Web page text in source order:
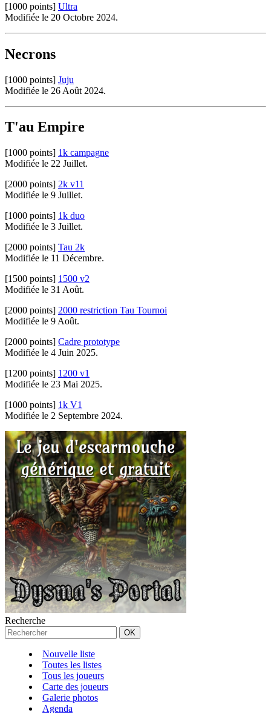
[1000 points] Ultra
Modifiée le 20 Octobre 2024.
Necrons
[1000 points] Juju
Modifiée le 26 Août 2024.
T'au Empire
[1000 points] 1k campagne
Modifiée le 22 Juillet.
[2000 points] 2k v11
Modifiée le 9 Juillet.
[1000 points] 1k duo
Modifiée le 3 Juillet.
[2000 points] Tau 2k
Modifiée le 11 Décembre.
[1500 points] 1500 v2
Modifiée le 31 Août.
[2000 points] 2000 restriction Tau Tournoi
Modifiée le 9 Août.
[2000 points] Cadre prototype
Modifiée le 4 Juin 2025.
[1200 points] 1200 v1
Modifiée le 23 Mai 2025.
[1000 points] 1k V1
Modifiée le 2 Septembre 2024.
Recherche
Nouvelle liste
Toutes les listes
Tous les joueurs
Carte des joueurs
Galerie photos
Agenda